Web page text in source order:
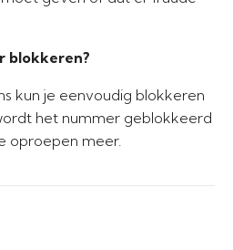
blokkeren?
kun je eenvoudig blokkeren
het nummer geblokkeerd
oproepen meer.